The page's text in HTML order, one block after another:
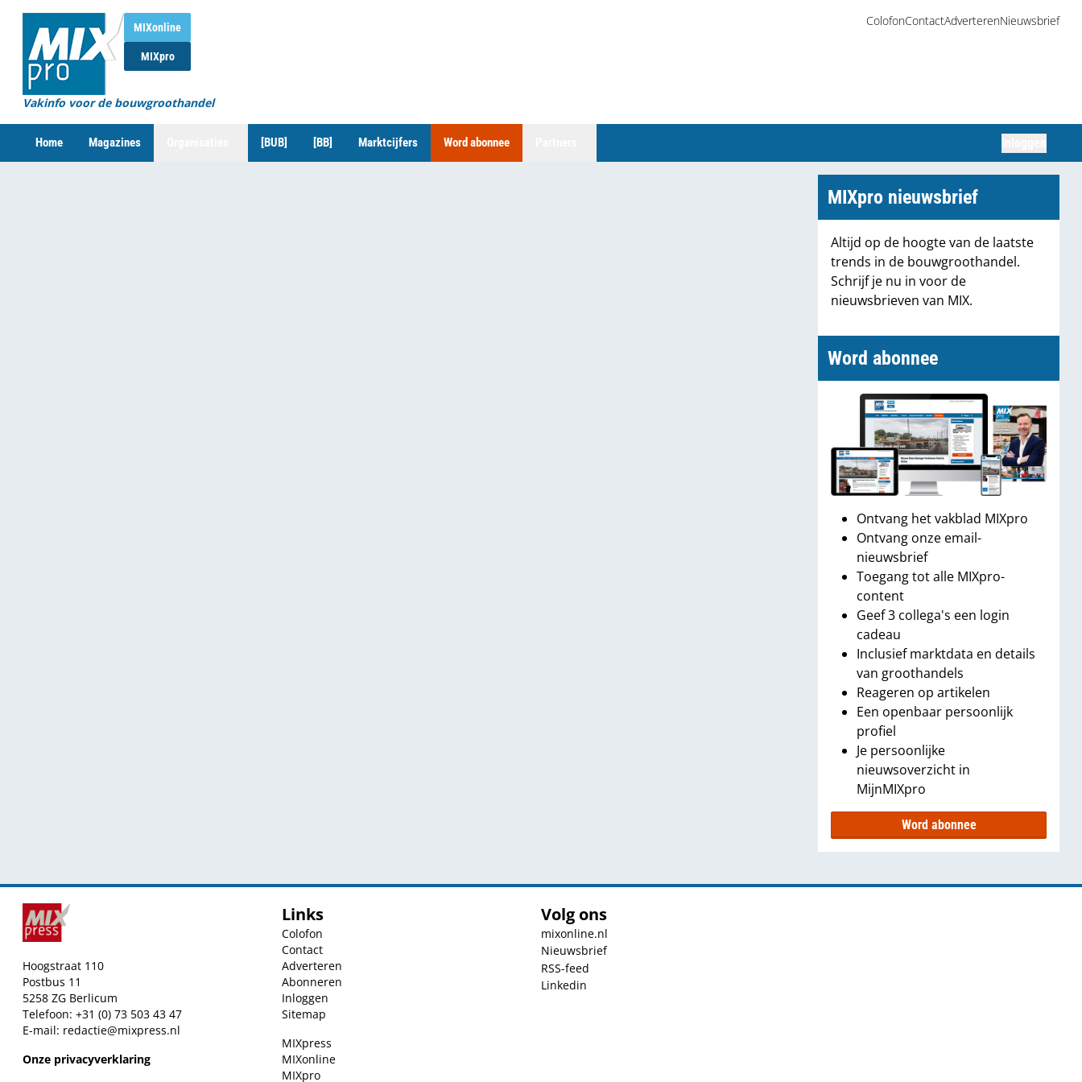
MIXonline
MIXpro
Vakinfo voor de bouwgroothandel
ColofonContactAdverterenNieuwsbrief
Home Magazines [BUB] [BB] Marktcijfers Word abonnee
MIXpro nieuwsbrief
Altijd op de hoogte van de laatste
trends in de bouwgroothandel.
Schrijf je nu in voor de
nieuwsbrieven van MIX.
Word abonnee
Ontvang het vakblad MIXpro
Ontvang onze email-
nieuwsbrief
Toegang tot alle MIXpro-
content
Geef 3 collega's een login
cadeau
Inclusief marktdata en details
van groothandels
Reageren op artikelen
Een openbaar persoonlijk
profiel
Je persoonlijke
nieuwsoverzicht in
MijnMIXpro
Word abonnee
Hoogstraat 110
Postbus 11
5258 ZG Berlicum
Telefoon: +31 (0) 73 503 43 47
E-mail: redactie@mixpress.nl
Onze privacyverklaring
Links
Colofon
Contact
Adverteren
Abonneren
Inloggen
Sitemap
MIXpress
MIXonline
MIXpro
Volg ons
mixonline.nl
Nieuwsbrief
RSS-feed
Linkedin